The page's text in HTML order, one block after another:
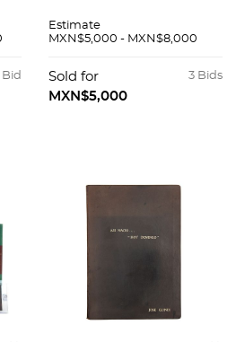
Bid
al pueblo mexicano,
1960 Piezas: 143
láminas
Estimate
MXN$5,000 - MXN$8,000
3 Bids
Sold for
MXN$5,000